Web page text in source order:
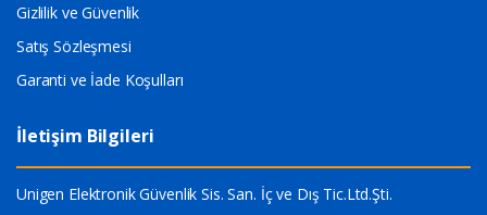
Gizlilik ve Güvenlik
Satış Sözleşmesi
Garanti ve İade Koşulları
İletişim Bilgileri
Unigen Elektronik Güvenlik Sis. San. İç ve Dış Tic.Ltd.Şti.